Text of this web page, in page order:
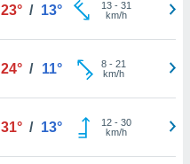
23° / 13° 13- 31
km/h
24° / 11° 8- 21
km/h
31° / 13° 12- 30
km/h